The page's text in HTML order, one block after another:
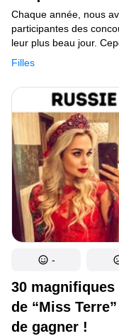
Filles
Chaque année, nous
participantes des
leur plus beau jour.
d’entre elles
Il faut également
professions publiques
médecins ou même
sont très diversifiés.
30
de “Miss
de gagner !
-